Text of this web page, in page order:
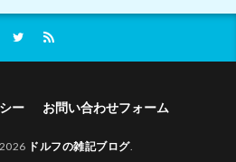
ー お問い合わせフォーム
ドルフの雑記ブログ.